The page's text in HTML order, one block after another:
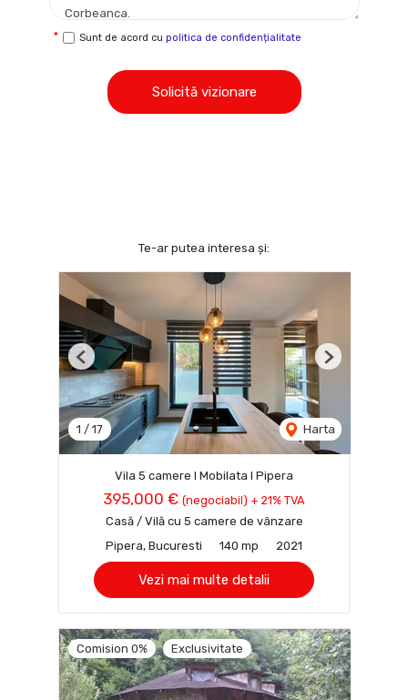
Sunt de acord cu politica de confidențialitate
Solicită vizionare
Te-ar putea interesa și:
1 / 17 Harta
Previous Next
Vila 5 camere I Mobilata I Pipera
395,000 € (negociabil) + 21% TVA
Casă / Vilă cu 5 camere de vânzare
Pipera, Bucuresti
140 mp 2021
Vezi mai multe detalii
Comision 0% Exclusivitate